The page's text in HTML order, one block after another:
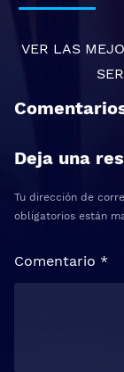
VER LAS
Deja una
Tu dirección de
obligatorios están
Comentario *